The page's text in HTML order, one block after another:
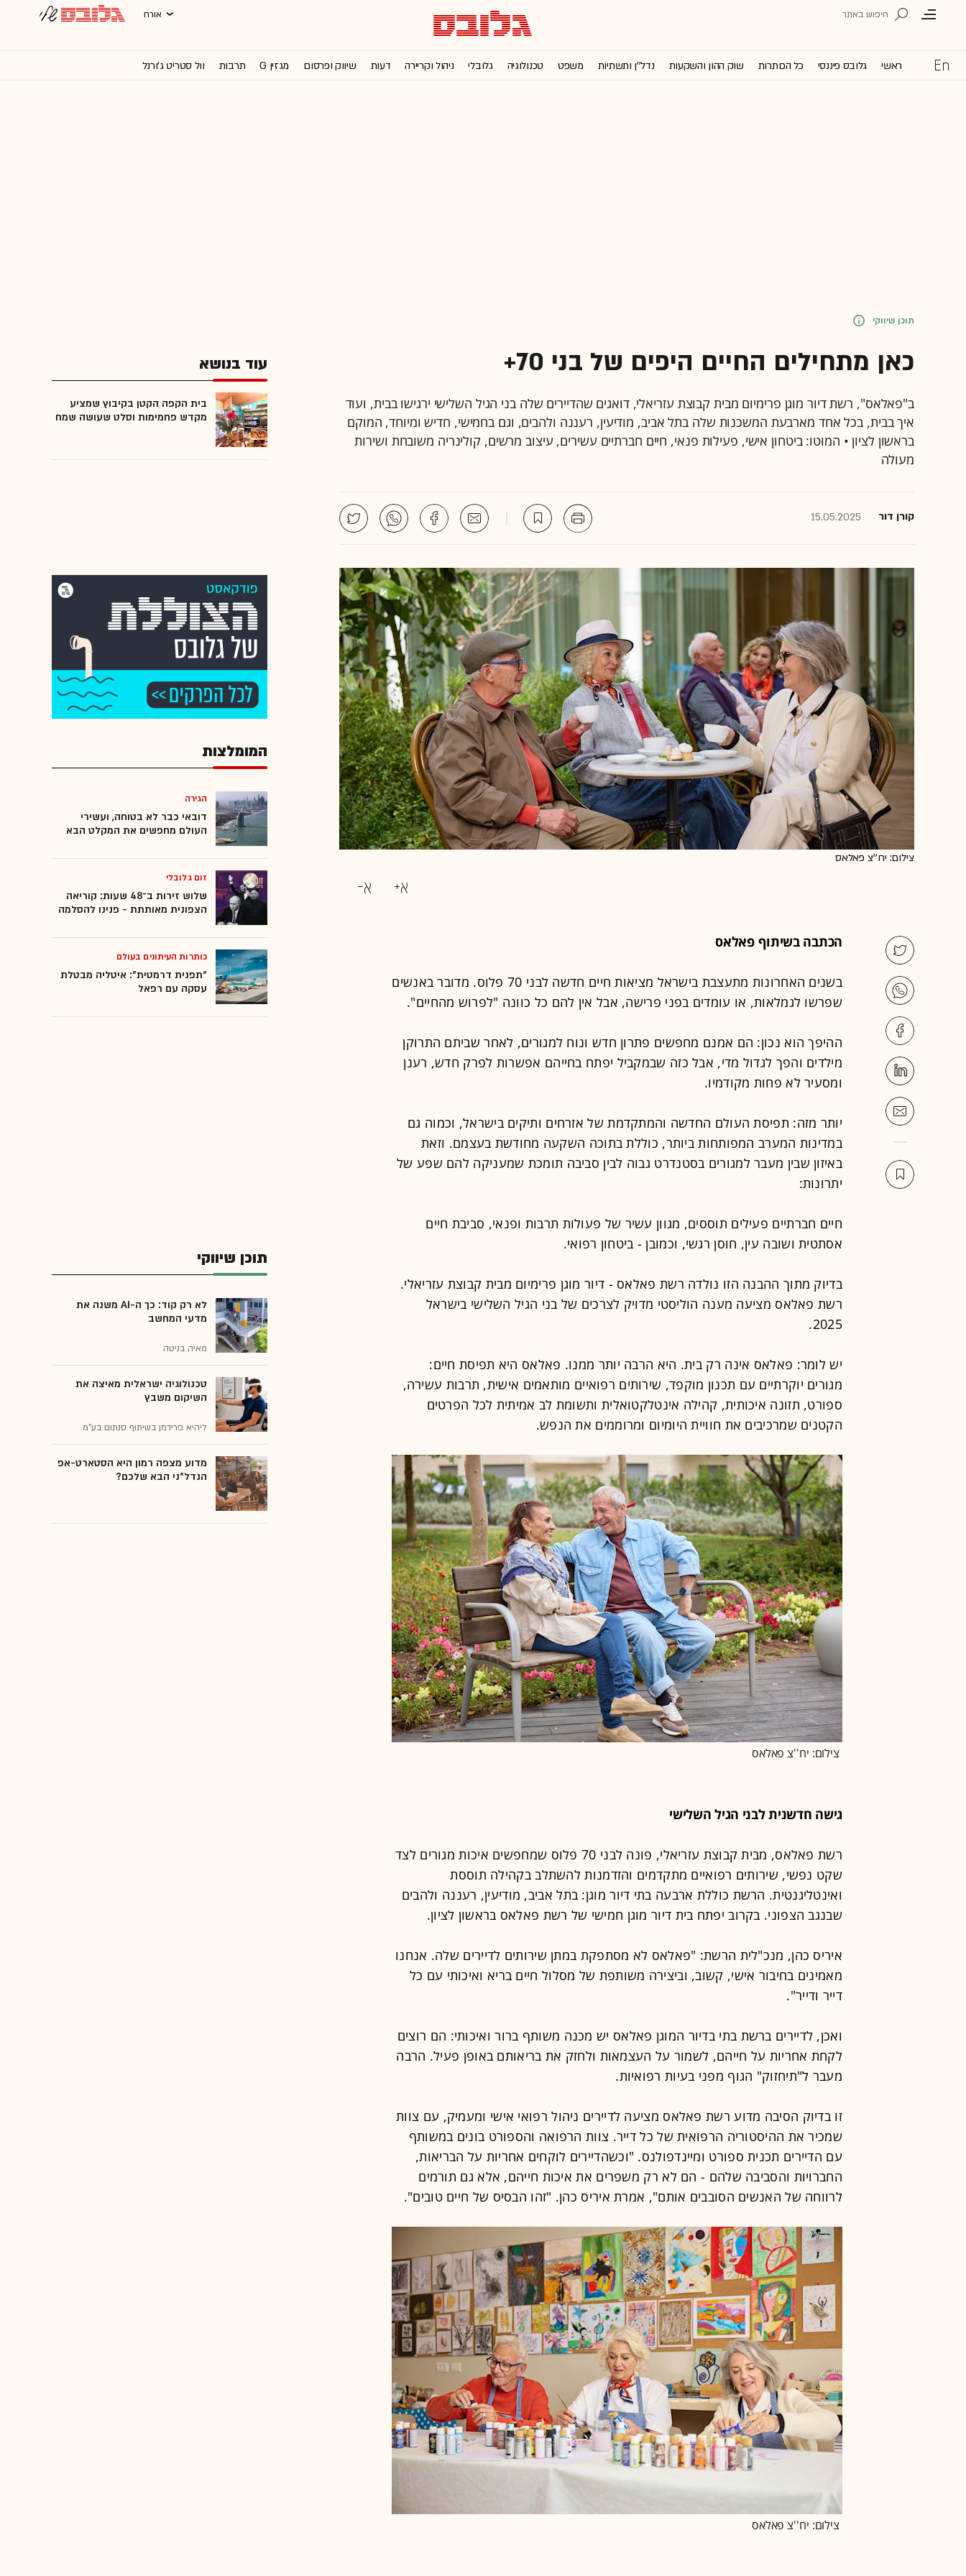
אורח
ראשי גלובס פיננסי כל הכותרות שוק ההון והשקעות נדל''ן ותשתיות משפט טכנולוגיה גלובלי ניהול וקריירה דעות שיווק ופרסום מגזין G תרבות וול סטריט ג'ורנל
תוכן שיווקי
כאן מתחילים החיים היפים של בני 70+
ב"פאלאס", רשת דיור מוגן פרימיום מבית קבוצת עזריאלי, דואגים שהדיירים שלה בני הגיל השלישי ירגישו בבית, ועוד
איך בבית, בכל אחד מארבעת המשכנות שלה בתל אביב, מודיעין, רעננה ולהבים, וגם בחמישי, חדיש ומיוחד, המוקם
בראשון לציון • המוטו: ביטחון אישי, פעילות פנאי, חיים חברתיים עשירים, עיצוב מרשים, קולינריה משובחת ושירות
מעולה
קורן דור 15.05.2025
צילום: יח''צ פאלאס
הכתבה בשיתוף פאלאס
בשנים האחרונות מתעצבת בישראל מציאות חיים חדשה לבני 70 פלוס. מדובר באנשים
שפרשו לגמלאות, או עומדים בפני פרישה, אבל אין להם כל כוונה "לפרוש מהחיים".
ההיפך הוא נכון: הם אמנם מחפשים פתרון חדש ונוח למגורים, לאחר שביתם התרוקן
מילדים והפך לגדול מדי, אבל כזה שבמקביל יפתח בחייהם אפשרות לפרק חדש, רענן
ומסעיר לא פחות מקודמיו.
יותר מזה: תפיסת העולם החדשה והמתקדמת של אזרחים ותיקים בישראל, וכמוה גם
במדינות המערב המפותחות ביותר, כוללת בתוכה השקעה מחודשת בעצמם. וזאת
באיזון שבין מעבר למגורים בסטנדרט גבוה לבין סביבה תומכת שמעניקה להם שפע של
יתרונות:
חיים חברתיים פעילים תוססים, מגוון עשיר של פעולות תרבות ופנאי, סביבת חיים
אסתטית ושובה עין, חוסן רגשי, וכמובן - ביטחון רפואי.
בדיוק מתוך ההבנה הזו נולדה רשת פאלאס - דיור מוגן פרימיום מבית קבוצת עזריאלי.
רשת פאלאס מציעה מענה הוליסטי מדויק לצרכים של בני הגיל השלישי בישראל
2025.
יש לומר: פאלאס אינה רק בית. היא הרבה יותר ממנו. פאלאס היא תפיסת חיים:
מגורים יוקרתיים עם תכנון מוקפד, שירותים רפואיים מותאמים אישית, תרבות עשירה,
ספורט, תזונה איכותית, קהילה אינטלקטואלית ותשומת לב אמיתית לכל הפרטים
הקטנים שמרכיבים את חוויית היומיום ומרוממים את הנפש.
צילום: יח''צ פאלאס
גישה חדשנית לבני הגיל השלישי
רשת פאלאס, מבית קבוצת עזריאלי, פונה לבני 70 פלוס שמחפשים איכות מגורים לצד
שקט נפשי, שירותים רפואיים מתקדמים והזדמנות להשתלב בקהילה תוססת
ואינטליגנטית. הרשת כוללת ארבעה בתי דיור מוגן: בתל אביב, מודיעין, רעננה ולהבים
שבנגב הצפוני. בקרוב יפתח בית דיור מוגן חמישי של רשת פאלאס בראשון לציון.
איריס כהן, מנכ"לית הרשת: "פאלאס לא מסתפקת במתן שירותים לדיירים שלה. אנחנו
מאמינים בחיבור אישי, קשוב, וביצירה משותפת של מסלול חיים בריא ואיכותי עם כל
דייר ודייר".
ואכן, לדיירים ברשת בתי בדיור המוגן פאלאס יש מכנה משותף ברור ואיכותי: הם רוצים
לקחת אחריות על חייהם, לשמור על העצמאות ולחזק את בריאותם באופן פעיל. הרבה
מעבר ל"תיחזוק" הגוף מפני בעיות רפואיות.
זו בדיוק הסיבה מדוע רשת פאלאס מציעה לדיירים ניהול רפואי אישי ומעמיק, עם צוות
שמכיר את ההיסטוריה הרפואית של כל דייר. צוות הרפואה והספורט בונים במשותף
עם הדיירים תכנית ספורט ומיינדפולנס. "וכשהדיירים לוקחים אחריות על הבריאות,
החברויות והסביבה שלהם - הם לא רק משפרים את איכות חייהם, אלא גם תורמים
לרווחה של האנשים הסובבים אותם", אמרת איריס כהן. "זהו הבסיס של חיים טובים".
צילום: יח''צ פאלאס
עוד בנושא
בית הקפה הקטן בקיבוץ שמציע
מקדש פחמימות וסלט שעושה שמח
המומלצות
הגירה
דובאי כבר לא בטוחה, ועשירי
העולם מחפשים את המקלט הבא
זום גלובלי
שלוש זירות ב־48 שעות: קוריאה
הצפונית מאותתת - פנינו להסלמה
כותרות העיתונים בעולם
"תפנית דרמטית": איטליה מבטלת
עסקה עם רפאל
תוכן שיווקי
לא רק קוד: כך ה-AI משנה את
מדעי המחשב
מאיה בניטה
טכנולוגיה ישראלית מאיצה את
השיקום משבץ
ליהיא פרידמן בשיתוף סנתום בע"מ
מדוע מצפה רמון היא הסטארט-אפ
הנדל"ני הבא שלכם?